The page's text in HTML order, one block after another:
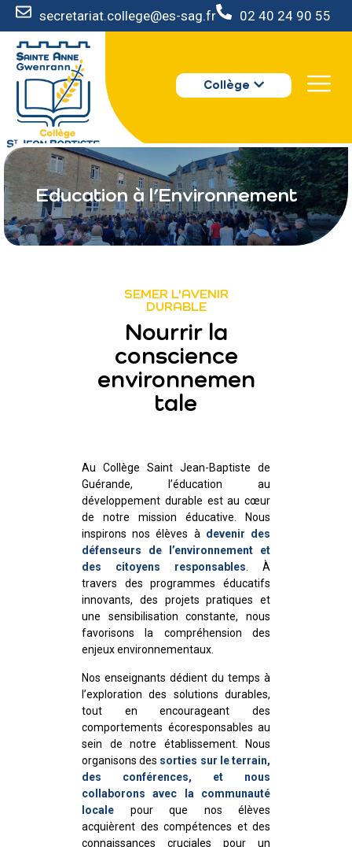
secretariat.college@es-sag.fr 02 40 24 90 55
Collège
Education à l’Environnement
LE COLLÈGE
S’INSCRIRE
VIE AU COLLÈGE
VOTRE ESPACE
NOUS CONTACTER
SEMER L'AVENIR
DURABLE
Nourrir la
conscience
environnemen
tale
Au Collège Saint Jean-Baptiste de
Guérande, l’éducation au
développement durable est au cœur
de notre mission éducative. Nous
inspirons nos élèves à devenir des
défenseurs de l’environnement et
des citoyens responsables . À
travers des programmes éducatifs
innovants, des projets pratiques et
une sensibilisation constante, nous
favorisons la compréhension des
enjeux environnementaux.
Nos enseignants dédient du temps à
l’exploration des solutions durables,
tout en encourageant des
comportements écoresponsables au
sein de notre établissement. Nous
organisons des sorties sur le terrain,
des conférences, et nous
collaborons avec la communauté
locale pour que nos élèves
acquièrent des compétences et des
connaissances cruciales pour un